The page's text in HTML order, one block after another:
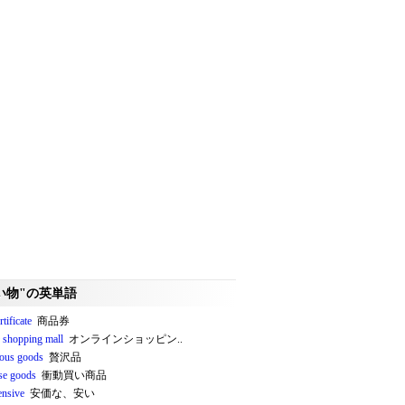
物"の英単語
商品券
shopping mall オンラインショッピン..
goods 贅沢品
goods 衝動買い商品
安価な、安い